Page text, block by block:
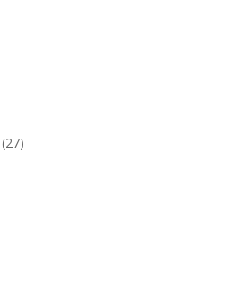
(27)